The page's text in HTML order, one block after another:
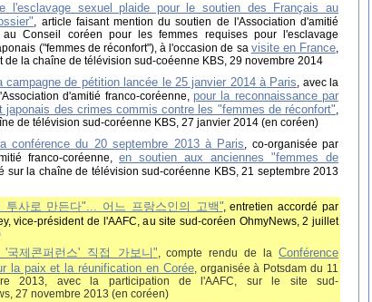
l'esclavage sexuel plaide pour le soutien des Français au
, article faisant mention du soutien de l'Association d'amitié
au Conseil coréen pour les femmes requises pour l'esclavage
("femmes de réconfort"), à l'occasion de sa visite en France,
de la chaîne de télévision sud-coéenne KBS, 29 novembre 2014
campagne de pétition lancée le 25 janvier 2014 à Paris, avec la
d'amitié franco-coréenne, pour la reconnaissance par
japonais des crimes commis contre les "femmes de réconfort",
de télévision sud-coréenne KBS, 27 janvier 2014 (en coréen)
conférence du 20 septembre 2013 à Paris , co-organisée par
franco-coréenne, en soutien aux anciennes "femmes de
sur la chaîne de télévision sud-coréenne KBS, 21 septembre 2013
투사로 만든다"... 어느 프랑스인의 고백", entretien accordé par
vice-président de l'AAFC, au site sud-coréen OhmyNews, 2 juillet
국제콘퍼런스' 직접 가보니", compte rendu de laConférence
la paix et la réunification en Corée, organisée à Potsdam du 11
2013, avec la participation de l'AAFC, sur le site sud-
27 novembre 2013 (en coréen)